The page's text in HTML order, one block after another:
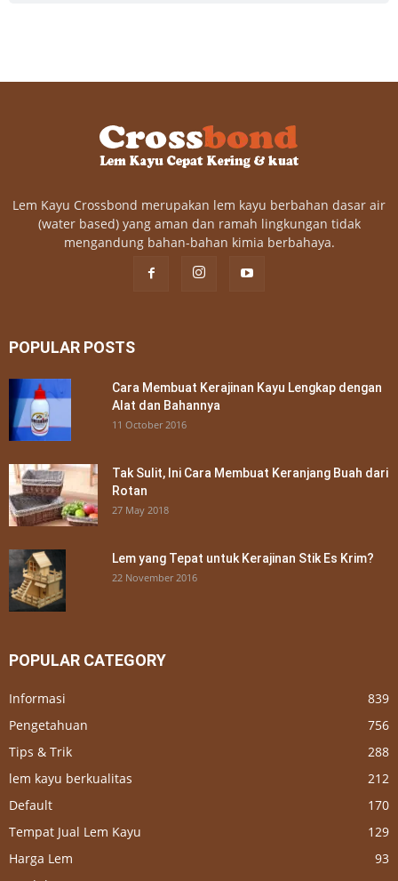
Lem Kayu Crossbond merupakan lem kayu berbahan dasar air
(water based) yang aman dan ramah lingkungan tidak
mengandung bahan-bahan kimia berbahaya.
POPULAR POSTS
Cara Membuat Kerajinan Kayu Lengkap dengan
Alat dan Bahannya
11 October 2016
Tak Sulit, Ini Cara Membuat Keranjang Buah dari
Rotan
27 May 2018
Lem yang Tepat untuk Kerajinan Stik Es Krim?
22 November 2016
POPULAR CATEGORY
Informasi
839
Pengetahuan
756
Tips & Trik
288
lem kayu berkualitas
212
Default
170
Tempat Jual Lem Kayu
129
Harga Lem
93